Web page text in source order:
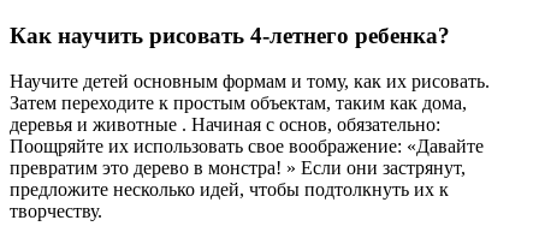
Как научить рисовать 4-летнего ребенка?
Научите детей основным формам и тому, как их рисовать.
Затем переходите к простым объектам, таким как дома,
деревья и животные . Начиная с основ, обязательно:
Поощряйте их использовать свое воображение: «Давайте
превратим это дерево в монстра! » Если они застрянут,
предложите несколько идей, чтобы подтолкнуть их к
творчеству.